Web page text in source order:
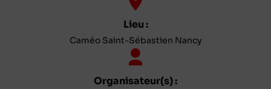
Lieu :
Caméo Saint-Sébastien Nancy
Organisateur(s) :